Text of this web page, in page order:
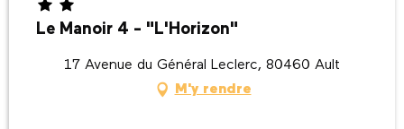
Le Manoir 4 - "L'Horizon"
17 Avenue du Général Leclerc, 80460 Ault
M'y rendre